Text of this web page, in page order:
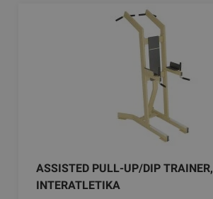
ASSISTED PULL-UP/DIP TRAINER,
INTERATLETIKA